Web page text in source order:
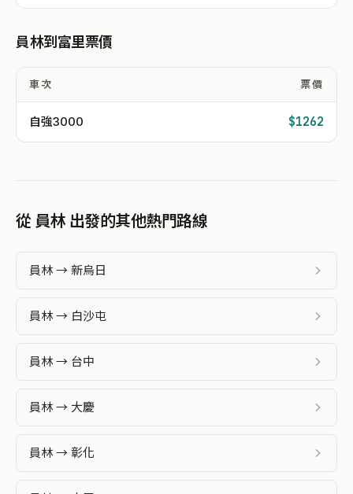
員林到富里票價
車次 票價
自強3000 $1262
從 員林 出發的其他熱門路線
員林 → 新烏日
員林 → 白沙屯
員林 → 台中
員林 → 大慶
員林 → 彰化